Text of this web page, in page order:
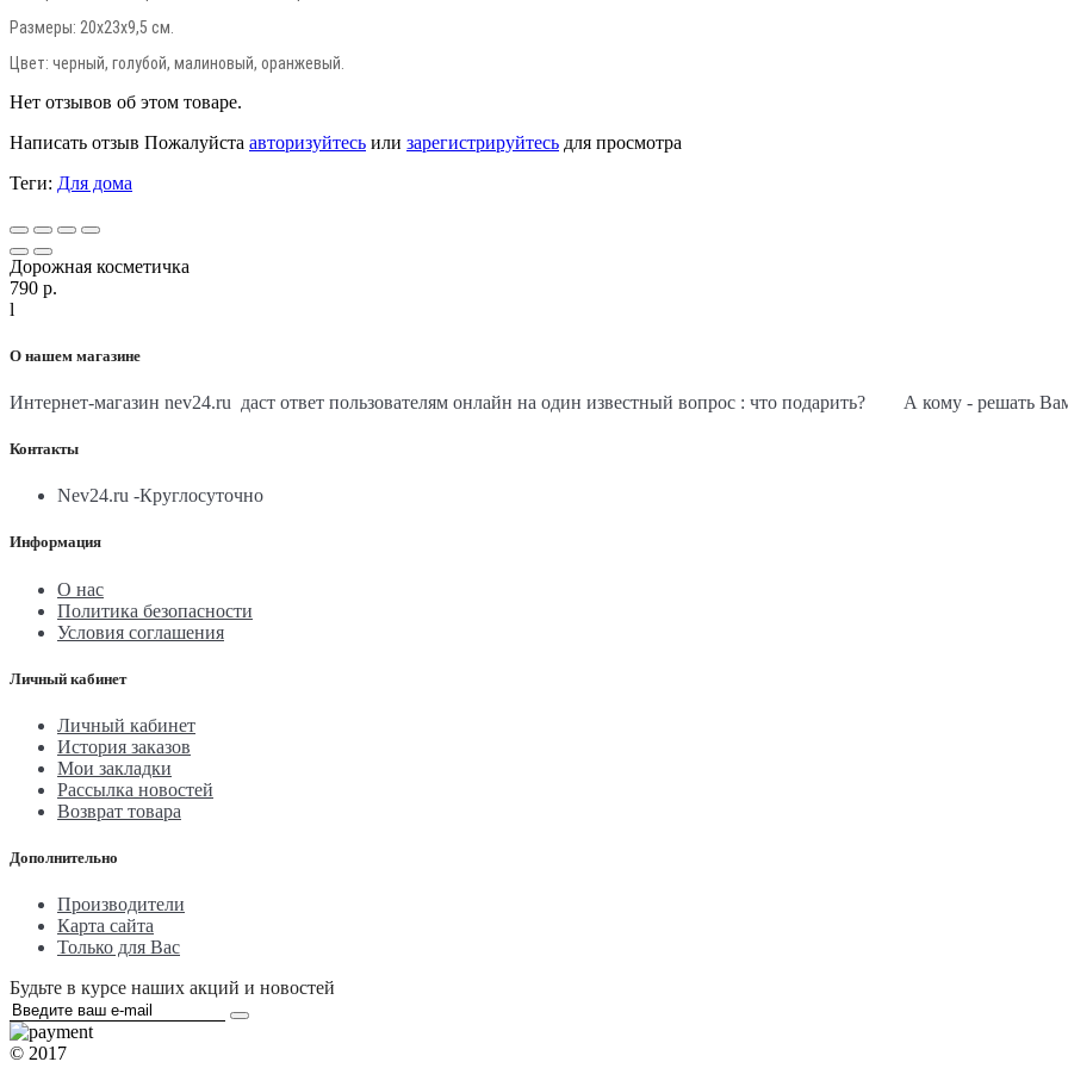
Размеры: 20х23х9,5 см.
Цвет: черный, голубой, малиновый, оранжевый.
Нет отзывов об этом товаре.
Написать отзыв Пожалуйста авторизуйтесь или зарегистрируйтесь для просмотра
Теги: Для дома
Дорожная косметичка
790 р.
l
О нашем магазине
Интернет-магазин nev24.ru даст ответ пользователям онлайн на один известный вопрос : что подарить? А кому - решать
Контакты
Nev24.ru -Круглосуточно
Информация
О нас
Политика безопасности
Условия соглашения
Личный кабинет
Личный кабинет
История заказов
Мои закладки
Рассылка новостей
Возврат товара
Дополнительно
Производители
Карта сайта
Только для Вас
Будьте в курсе наших акций и новостей
© 2017